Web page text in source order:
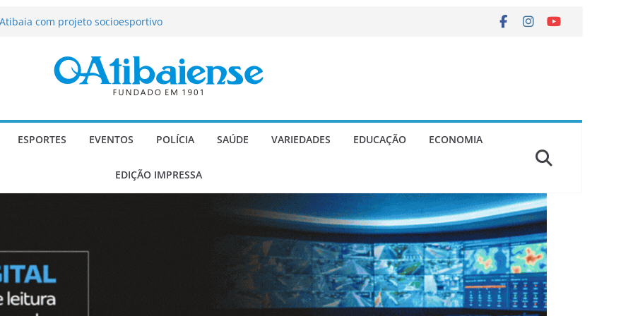
e Morango abre programação
infantis e valorização dos produtores
a deputado estadual é
ESPORTES EVENTOS POLÍCIA SAÚDE VARIEDADES EDUCAÇÃO ECONOMIA
EDIÇÃO IMPRESSA